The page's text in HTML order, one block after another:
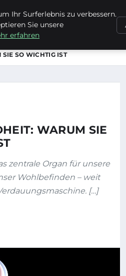
SO WICHTIG IST
WARUM SIE
zentrale Organ für unsere
Wohlbefinden – weit
[…]
Ihr Surferlebnis zu verbessern.
Sie unsere
erfahren